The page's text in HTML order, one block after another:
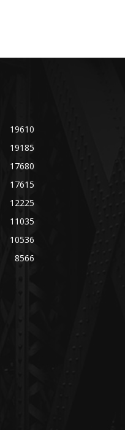
19610
19185
17680
17615
12225
11035
10536
8566